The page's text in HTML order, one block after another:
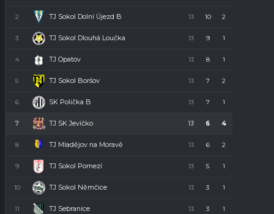
2 TJ Sokol Dolní Újezd B 13 10 2
3 TJ Sokol Dlouhá Loučka 13 9 1
4 TJ Opatov 13 8 1
5 TJ Sokol Boršov 13 7 2
6 SK Polička B 13 7 1
7 TJ SK Jevíčko 13 6 4
8 TJ Mladějov na Moravě 13 6 2
9 TJ Sokol Pomezí 13 5 1
10 TJ Sokol Němčice 13 3 1
11 TJ Sebranice 13 3 1